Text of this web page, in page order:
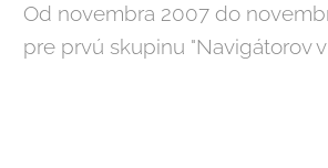
Od novembra 2007 do
pre prvú skupinu "Navigátorov v